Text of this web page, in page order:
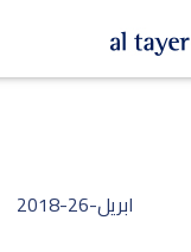
ابريل-26-2018